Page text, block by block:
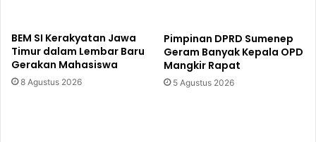
BEM SI Kerakyatan Jawa
Timur dalam Lembar Baru
Gerakan Mahasiswa
8 Agustus 2026
Pimpinan DPRD Sumenep
Geram Banyak Kepala OPD
Mangkir Rapat
5 Agustus 2026